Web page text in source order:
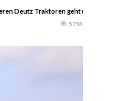
Deutz Traktoren geht und
5758